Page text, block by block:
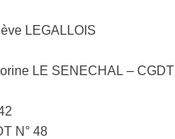
LEGALLOIS
LE SENECHAL – CGDT
N° 48